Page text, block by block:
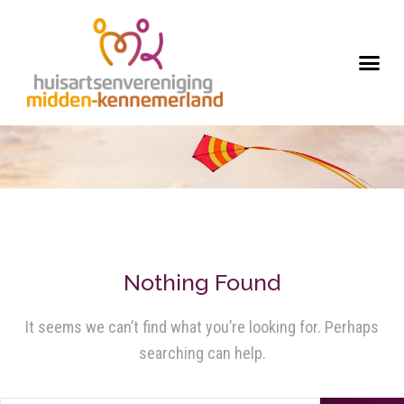
Nothing Found
It seems we can’t find what you’re looking for. Perhaps
searching can help.